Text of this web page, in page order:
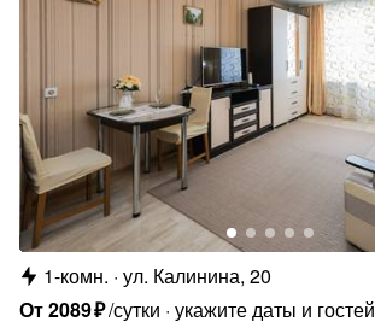
1-комн. ул. Калинина, 20
От2089₽/сутки укажите даты и гостей